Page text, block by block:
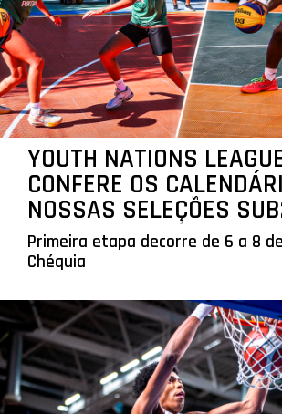
YOUTH NATIONS
CONFERE OS
NOSSAS SELEÇÕES
Primeira etapa decorre de 6 a 8
Chéquia